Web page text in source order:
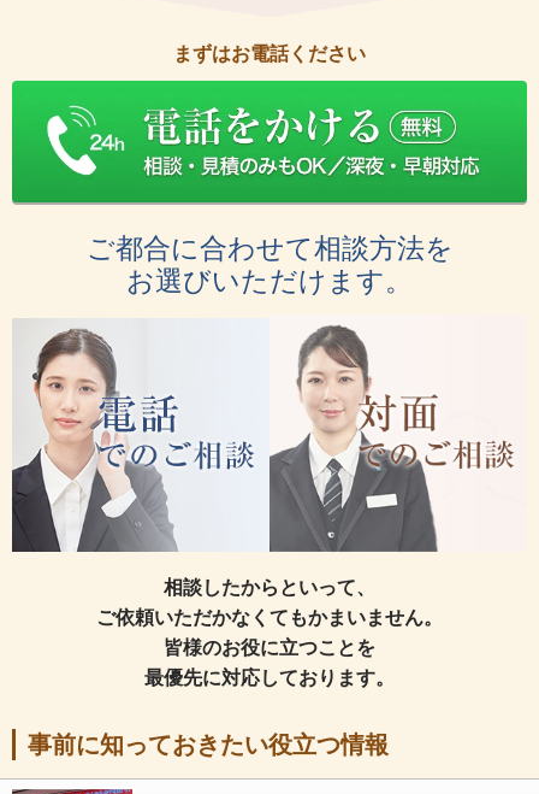
まずはお電話ください
ご都合に合わせて相談方法を
お選びいただけます。
相談したからといって、
ご依頼いただかなくてもかまいません。
皆様のお役に立つことを
最優先に対応しております。
事前に知っておきたい役立つ情報